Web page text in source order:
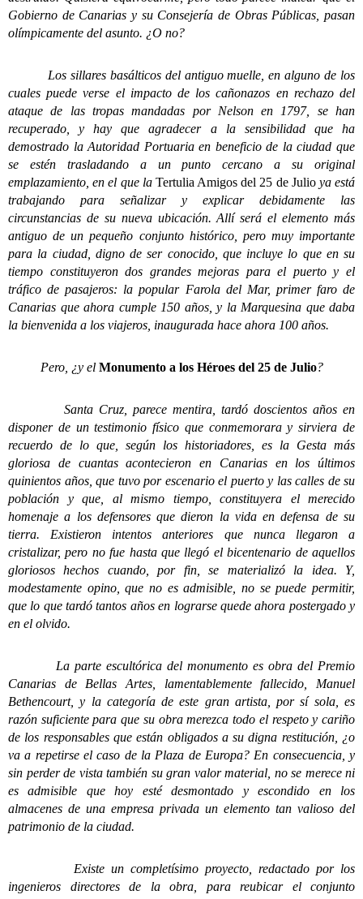
Gobierno de Canarias y su Consejería de Obras Públicas, pasan
olímpicamente del asunto. ¿O no?
Los sillares basálticos del antiguo muelle, en alguno de los
cuales puede verse el impacto de los cañonazos en rechazo del
ataque de las tropas mandadas por Nelson en 1797, se han
recuperado, y hay que agradecer a la sensibilidad que ha
demostrado la Autoridad Portuaria en beneficio de la ciudad que
se estén trasladando a un punto cercano a su original
emplazamiento, en el que la Tertulia Amigos del 25 de Julio ya está
trabajando para señalizar y explicar debidamente las
circunstancias de su nueva ubicación. Allí será el elemento más
antiguo de un pequeño conjunto histórico, pero muy importante
para la ciudad, digno de ser conocido, que incluye lo que en su
tiempo constituyeron dos grandes mejoras para el puerto y el
tráfico de pasajeros: la popular Farola del Mar, primer faro de
Canarias que ahora cumple 150 años, y la Marquesina que daba
la bienvenida a los viajeros, inaugurada hace ahora 100 años.
Pero, ¿y el Monumento a los Héroes del 25 de Julio?
Santa Cruz, parece mentira, tardó doscientos años en
disponer de un testimonio físico que conmemorara y sirviera de
recuerdo de lo que, según los historiadores, es la Gesta más
gloriosa de cuantas acontecieron en Canarias en los últimos
quinientos años, que tuvo por escenario el puerto y las calles de su
población y que, al mismo tiempo, constituyera el merecido
homenaje a los defensores que dieron la vida en defensa de su
tierra. Existieron intentos anteriores que nunca llegaron a
cristalizar, pero no fue hasta que llegó el bicentenario de aquellos
gloriosos hechos cuando, por fin, se materializó la idea. Y,
modestamente opino, que no es admisible, no se puede permitir,
que lo que tardó tantos años en lograrse quede ahora postergado y
en el olvido.
La parte escultórica del monumento es obra del Premio
Canarias de Bellas Artes, lamentablemente fallecido, Manuel
Bethencourt, y la categoría de este gran artista, por sí sola, es
razón suficiente para que su obra merezca todo el respeto y cariño
de los responsables que están obligados a su digna restitución, ¿o
va a repetirse el caso de la Plaza de Europa? En consecuencia, y
sin perder de vista también su gran valor material, no se merece ni
es admisible que hoy esté desmontado y escondido en los
almacenes de una empresa privada un elemento tan valioso del
patrimonio de la ciudad.
Existe un completísimo proyecto, redactado por los
ingenieros directores de la obra, para reubicar el conjunto